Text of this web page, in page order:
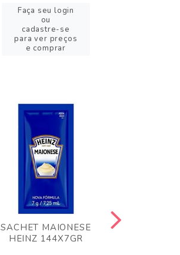
Faça seu login
ou
cadastre-se
para ver preços
e comprar
SACHET MAIONESE
HEINZ 144X7GR